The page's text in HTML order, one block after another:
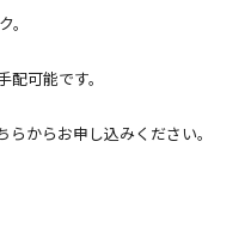
。
配可能です。
からお申し込みください。